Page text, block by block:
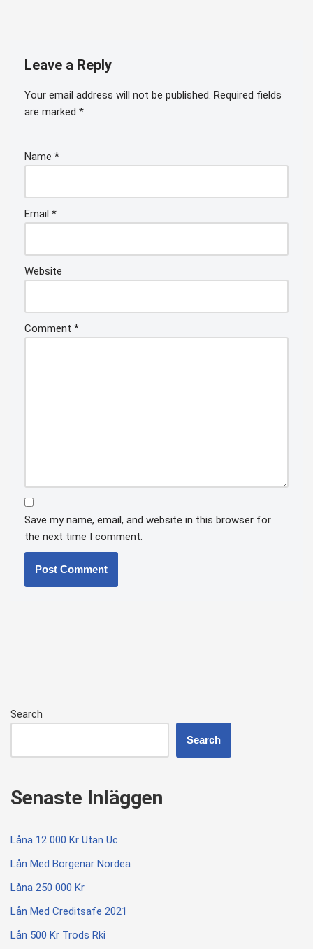
Leave a Reply
Your email address will not be published. Required fields
are marked *
Name *
Email *
Website
Comment *
Save my name, email, and website in this browser for
the next time I comment.
Search
Search
Senaste Inläggen
Låna 12 000 Kr Utan Uc
Lån Med Borgenär Nordea
Låna 250 000 Kr
Lån Med Creditsafe 2021
Lån 500 Kr Trods Rki